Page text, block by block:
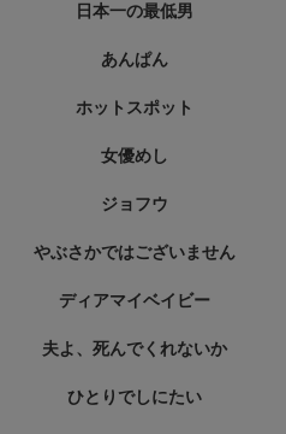
日本一の最低男
あんぱん
ホットスポット
女優めし
ジョフウ
やぶさかではございません
ディアマイベイビー
夫よ、死んでくれないか
ひとりでしにたい